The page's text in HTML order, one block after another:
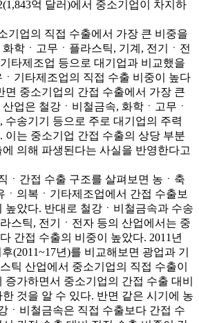
억 달러)에서 중소기업이 차지하
기업의 직접 수출에서 가장 큰 비중을
학ㆍ고무ㆍ플라스틱, 기계, 전기ㆍ전
타제조업 등으로 대기업과 비교했을
기타제조업의 직접 수출 비중이 높다
면 중소기업의 간접 수출에서 가장 큰
업은 철강ㆍ비철금속, 화학ㆍ고무ㆍ
수송기기 등으로 주로 대기업의 주력
이는 중소기업 간접 수출의 상당 부분
의해 파생된다는 사실을 반영한다고
ㆍ간접 수출 구조를 살펴보면 농ㆍ축
ㆍ의복ㆍ기타제조업에서 간접 수출보
높았다. 반대로 철강ㆍ비철금속과 수송
스틱, 전기ㆍ전자 등의 산업에서는 중
간접 수출의 비중이 높았다. 2011년
(2011~17년)를 비교해보면 광업과 기
틱 산업에서 중소기업의 직접 수출이
증가하면서 중소기업의 간접 수출 대비
것을 알 수 있다. 반면 같은 시기에 농
ㆍ비철금속은 직접 수출보다 간접 수